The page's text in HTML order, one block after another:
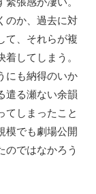
のか、過去に対
て、それらが複
してしまう。
にも納得のいか
遣る瀬ない余韻
てしまったこと
模でも劇場公開
のではなかろう